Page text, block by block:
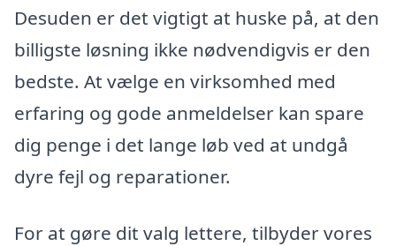
Desuden er det vigtigt at huske på, at den
billigste løsning ikke nødvendigvis er den
bedste. At vælge en virksomhed med
erfaring og gode anmeldelser kan spare
dig penge i det lange løb ved at undgå
dyre fejl og reparationer.
For at gøre dit valg lettere, tilbyder vores